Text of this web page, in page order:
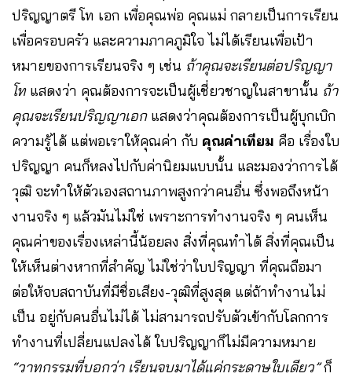
ปริญญาตรี โท เอก เพื่อคุณพ่อ คุณแม่ กลายเป็นการเรียน
เพื่อครอบครัว และความภาคภูมิใจ ไม่ได้เรียนเพื่อเป้า
หมายของการเรียนจริง ๆ เช่น ถ้าคุณจะเรียนต่อปริญญา
โทแสดงว่า คุณต้องการจะเป็นผู้เชี่ยวชาญในสาขานั้น ถ้า
คุณจะเรียนปริญญาเอกแสดงว่าคุณต้องการเป็นผู้บุกเบิก
ความรู้ได้ แต่พอเราให้คุณค่า กับ คุณค่าเทียม คือ เรื่องใบ
ปริญญา คนก็หลงไปกับค่านิยมแบบนั้น และมองว่าการได้
วุฒิ จะทำให้ตัวเองสถานภาพสูงกว่าคนอื่น ซึ่งพอถึงหน้า
งานจริง ๆ แล้วมันไม่ใช่ เพราะการทำงานจริง ๆ คนเห็น
คุณค่าของเรื่องเหล่านี้น้อยลง สิ่งที่คุณทำได้ สิ่งที่คุณเป็น
ให้เห็นต่างหากที่สำคัญ ไม่ใช่ว่าใบปริญญา ที่คุณถือมา
ต่อให้จบสถาบันที่มีชื่อเสียง-วุฒิที่สูงสุด แต่ถ้าทำงานไม่
เป็น อยู่กับคนอื่นไม่ได้ ไม่สามารถปรับตัวเข้ากับโลกการ
ทำงานที่เปลี่ยนแปลงได้ ใบปริญญาก็ไม่มีความหมาย
“วาทกรรมที่บอกว่า เรียนจบมาได้แค่กระดาษใบเดียว”ก็